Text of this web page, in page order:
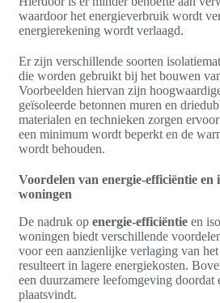
waardoor het energieverbruik wordt
energierekening wordt verlaagd.
Er zijn verschillende soorten
die worden gebruikt bij het bouwen
Voorbeelden hiervan zijn
geïsoleerde betonnen muren en
materialen en technieken zorgen
een minimum wordt beperkt en de
wordt behouden.
Voordelen van energie-efficiëntie en
woningen
De nadruk op energie-efficiëntie en
woningen biedt verschillende
voor een aanzienlijke verlaging van
resulteert in lagere energiekosten.
een duurzamere leefomgeving
plaatsvindt.